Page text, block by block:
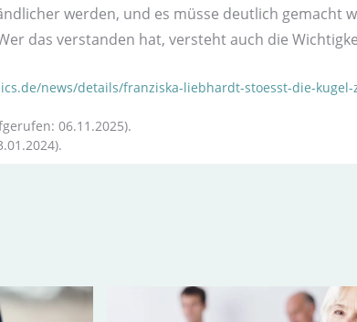
werden, und es müsse deutlich gemacht
das verstanden hat, versteht auch die
news/details/franziska-liebhardt-stoesst-die-kugel-
06.11.2025).